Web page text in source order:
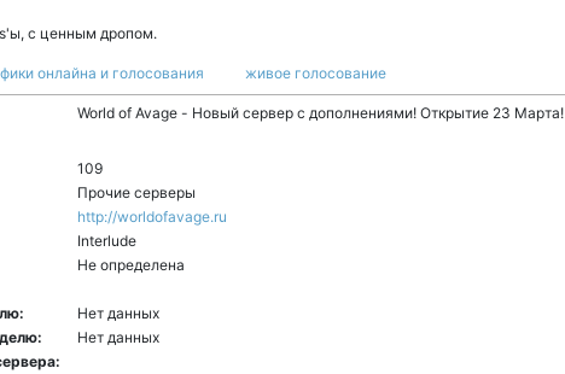
с ценным дропом.
онлайна и голосования живое голосование
World of Avage - Новый сервер с дополнениями! Открытие 23 Марта!
109
Прочие серверы
http://worldofavage.ru
Interlude
Не определена
Нет данных
Нет данных